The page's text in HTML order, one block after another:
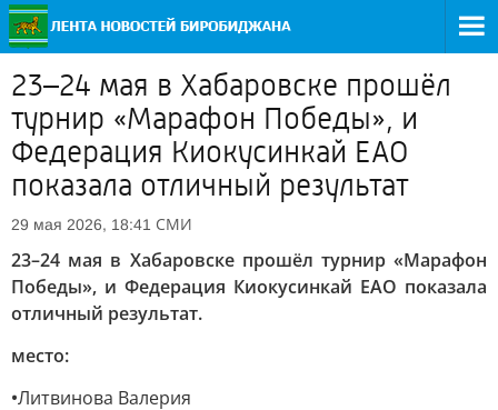
23–24 мая в Хабаровске прошёл
турнир «Марафон Победы», и
Федерация Киокусинкай ЕАО
показала отличный результат
29 мая 2026, 18:41 СМИ
23–24 мая в Хабаровске прошёл турнир «Марафон
Победы», и Федерация Киокусинкай ЕАО показала
отличный результат.
место:
•Литвинова Валерия